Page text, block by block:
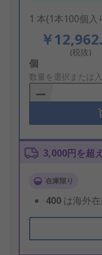
1 本(1本100個入
￥
(税抜)
Add
to
Basket
個
数量を選択または
3,000円を超
在庫限り
400 は海外